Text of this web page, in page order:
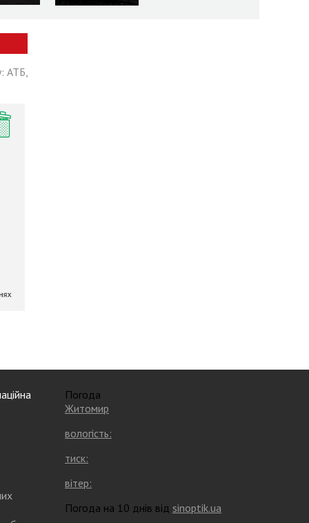
АТБ,
Погода
Житомир
вологість:
тиск:
вітер:
Погода на 10 днів від sinoptik.ua